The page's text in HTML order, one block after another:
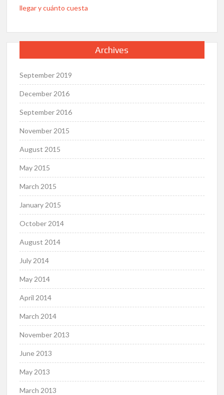
llegar y cuánto cuesta
Archives
September 2019
December 2016
September 2016
November 2015
August 2015
May 2015
March 2015
January 2015
October 2014
August 2014
July 2014
May 2014
April 2014
March 2014
November 2013
June 2013
May 2013
March 2013